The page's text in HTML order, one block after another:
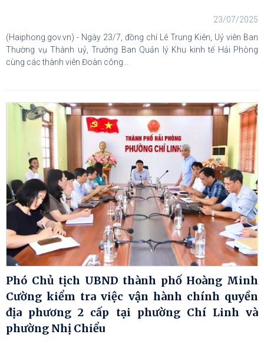
23/07/2025
(Haiphong.gov.vn) - Ngày 23/7, đồng chí Lê Trung Kiên, Uỷ viên Ban
Thường vụ Thành uỷ, Trưởng Ban Quản lý Khu kinh tế Hải Phòng
cùng các thành viên Đoàn công...
Phó Chủ tịch UBND thành phố Hoàng Minh
Cường kiểm tra việc vận hành chính quyền
địa phương 2 cấp tại phường Chí Linh và
phường Nhị Chiểu